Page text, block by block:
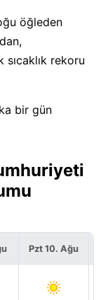
öğleden
rekoru
bir gün
Pzt 10. Ağu